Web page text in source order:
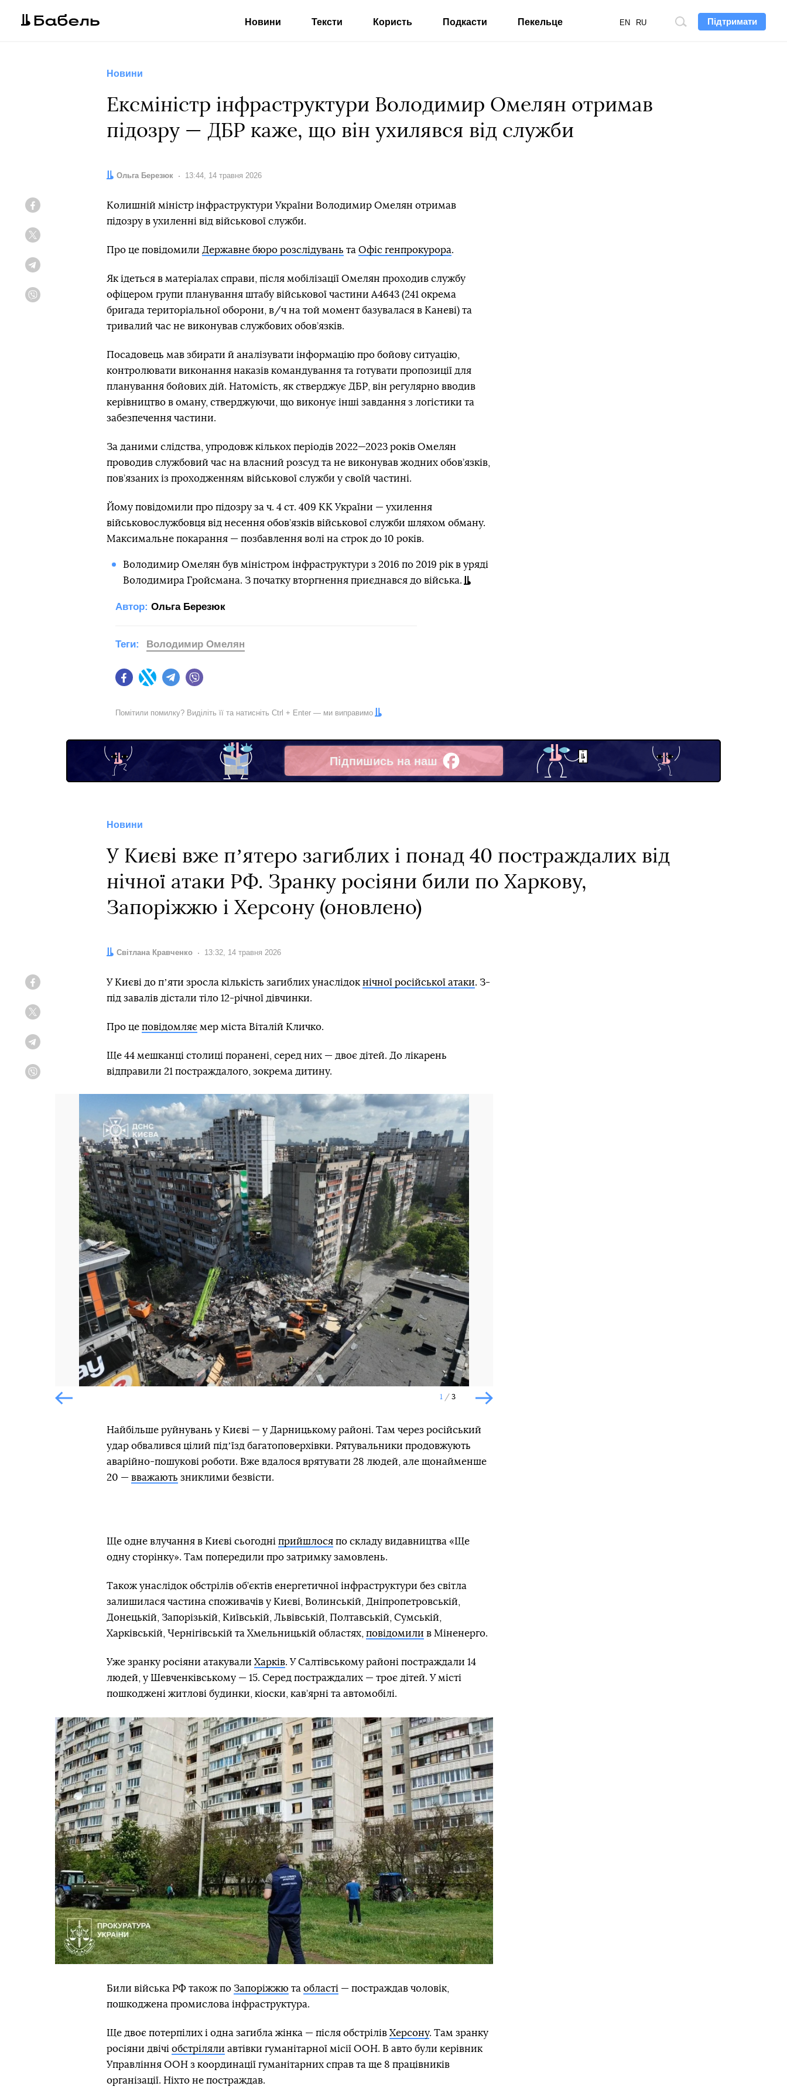
Підтримати
Пошук
EN RU
Новини Тексти Користь Подкасти Пекельце
Новини
Ексміністр інфраструктури Володимир Омелян отримав
підозру — ДБР каже, що він ухилявся від служби
Автор:
Ольга Березюк Дата:
13:44, 14 травня 2026
Колишній міністр інфраструктури України Володимир Омелян отримав
підозру в ухиленні від військової служби.
Про це повідомили Державне бюро розслідувань та Офіс генпрокурора.
Як ідеться в матеріалах справи, після мобілізації Омелян проходив службу
офіцером групи планування штабу військової частини А4643 (241 окрема
бригада територіальної оборони, в/ч на той момент базувалася в Каневі) та
тривалий час не виконував службових обов’язків.
Посадовець мав збирати й аналізувати інформацію про бойову ситуацію,
контролювати виконання наказів командування та готувати пропозиції для
планування бойових дій. Натомість, як стверджує ДБР, він регулярно вводив
керівництво в оману, стверджуючи, що виконує інші завдання з логістики та
забезпечення частини.
За даними слідства, упродовж кількох періодів 2022—2023 років Омелян
проводив службовий час на власний розсуд та не виконував жодних обов’язків,
пов’язаних із проходженням військової служби у своїй частині.
Йому повідомили про підозру за ч. 4 ст. 409 КК України — ухилення
військовослужбовця від несення обов’язків військової служби шляхом обману.
Максимальне покарання — позбавлення волі на строк до 10 років.
Володимир Омелян був міністром інфраструктури з 2016 по 2019 рік в уряді
Володимира Гройсмана. З початку вторгнення приєднався до війська.
Автор: Ольга Березюк
FacebookTwitter Telegram
Теги: Володимир Омелян
Помітили помилку? Виділіть її та натисніть Ctrl + Enter — ми виправимо
Підпишись на наш
Facebook
Новини
У Києві вже пʼятеро загиблих і понад 40 постраждалих від
нічної атаки РФ. Зранку росіяни били по Харкову,
Запоріжжю і Херсону (оновлено)
Автор:
Світлана Кравченко Дата:
13:32, 14 травня 2026
У Києві до пʼяти зросла кількість загиблих унаслідок нічної російської атаки. З-
під завалів дістали тіло 12-річної дівчинки.
Про це повідомляє мер міста Віталій Кличко.
Ще 44 мешканці столиці поранені, серед них — двоє дітей. До лікарень
відправили 21 постраждалого, зокрема дитину.
1 3
Попередній слайд Наступний слайд
Наступний слайд
Найбільше руйнувань у Києві — у Дарницькому районі. Там через російський
удар обвалився цілий підʼїзд багатоповерхівки. Рятувальники продовжують
аварійно-пошукові роботи. Вже вдалося врятувати 28 людей, але щонайменше
20 — вважають зниклими безвісти.
Ще одне влучання в Києві сьогодні прийшлося по складу видавництва «Ще
одну сторінку». Там попередили про затримку замовлень.
Також унаслідок обстрілів об’єктів енергетичної інфраструктури без світла
залишилася частина споживачів у Києві, Волинській, Дніпропетровській,
Донецькій, Запорізькій, Київській, Львівській, Полтавській, Сумській,
Харківській, Чернігівській та Хмельницькій областях, повідомили в Міненерго.
Уже зранку росіяни атакували Харків. У Салтівському районі постраждали 14
людей, у Шевченківському — 15. Серед постраждалих — троє дітей. У місті
пошкоджені житлові будинки, кіоски, кав’ярні та автомобілі.
Били війська РФ також по Запоріжжю та області — постраждав чоловік,
пошкоджена промислова інфраструктура.
Ще двоє потерпілих і одна загибла жінка — після обстрілів Херсону. Там зранку
росіяни двічі обстріляли автівки гуманітарної місії ООН. В авто були керівник
Управління ООН з координації гуманітарних справ та ще 8 працівників
організації. Ніхто не постраждав.